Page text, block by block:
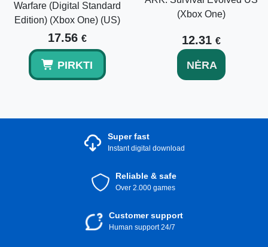
Warfare (Digital Standard
Edition) (Xbox One) (US)
17.56 €
PIRKTI
(Xbox One)
12.31 €
NĖRA
Super fast
Instant digital download
Reliable & safe
Over 2.000 games
Customer support
Human support 24/7